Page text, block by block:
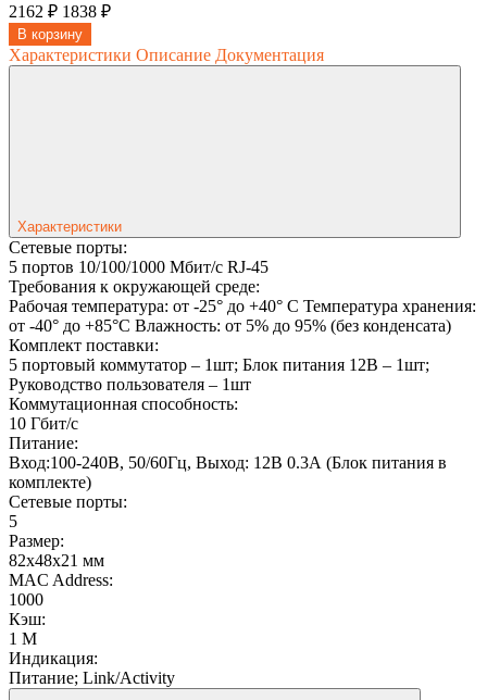
2162 ₽ 1838 ₽
В корзину
Характеристики Описание Документация
Характеристики
Сетевые порты:
5 портов 10/100/1000 Мбит/с RJ-45
Требования к окружающей среде:
Рабочая температура: от -25° до +40° C Температура хранения:
от -40° до +85°C Влажность: от 5% до 95% (без конденсата)
Комплект поставки:
5 портовый коммутатор – 1шт; Блок питания 12В – 1шт;
Руководство пользователя – 1шт
Коммутационная способность:
10 Гбит/с
Питание:
Вход:100-240В, 50/60Гц, Выход: 12В 0.3А (Блок питания в
комплекте)
Сетевые порты:
5
Размер:
82x48x21 мм
MAC Address:
1000
Кэш:
1 М
Индикация:
Питание; Link/Activity